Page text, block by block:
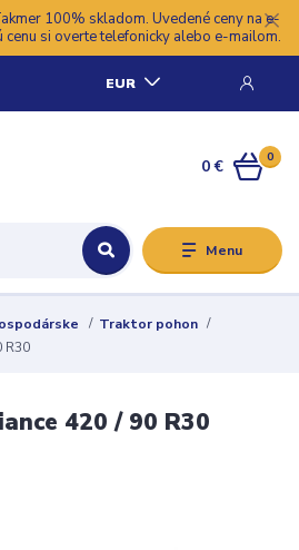
100% skladom. Uvedené ceny na e-
cenu si overte telefonicky alebo e-mailom.
Menu
EUR
0
0 €
Traktor pohon
R30
420 / 90 R30